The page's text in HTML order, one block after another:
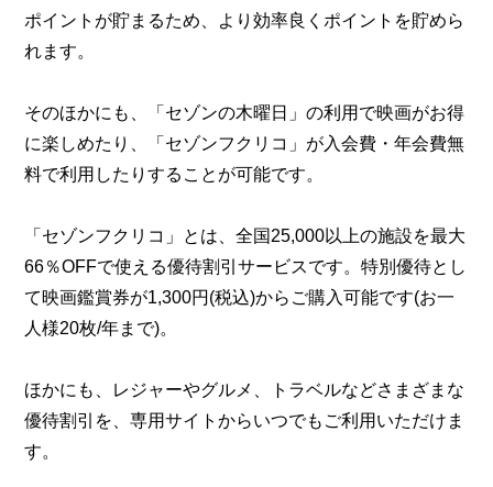
ポイントが貯まるため、より効率良くポイントを貯めら
れます。
そのほかにも、「セゾンの木曜日」の利用で映画がお得
に楽しめたり、「セゾンフクリコ」が入会費・年会費無
料で利用したりすることが可能です。
「セゾンフクリコ」とは、全国25,000以上の施設を最大
66％OFFで使える優待割引サービスです。特別優待とし
て映画鑑賞券が1,300円(税込)からご購入可能です(お一
人様20枚/年まで)。
ほかにも、レジャーやグルメ、トラベルなどさまざまな
優待割引を、専用サイトからいつでもご利用いただけま
す。